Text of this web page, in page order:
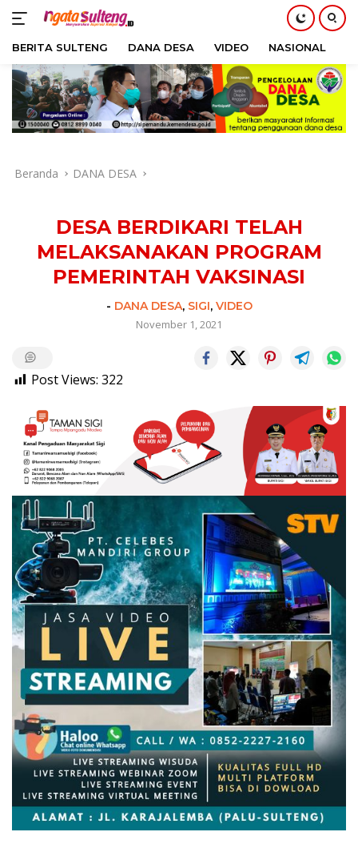
Langsung
konten
BERITA SULTENG DANA DESA VIDEO NASIONAL
Beranda DANA DESA
DESA BERDIKARI TELAH
MELAKSANAKAN PROGRAM
PEMERINTAH VAKSINASI
- DANA DESA, SIGI, VIDEO
November 1, 2021
Post Views: 322